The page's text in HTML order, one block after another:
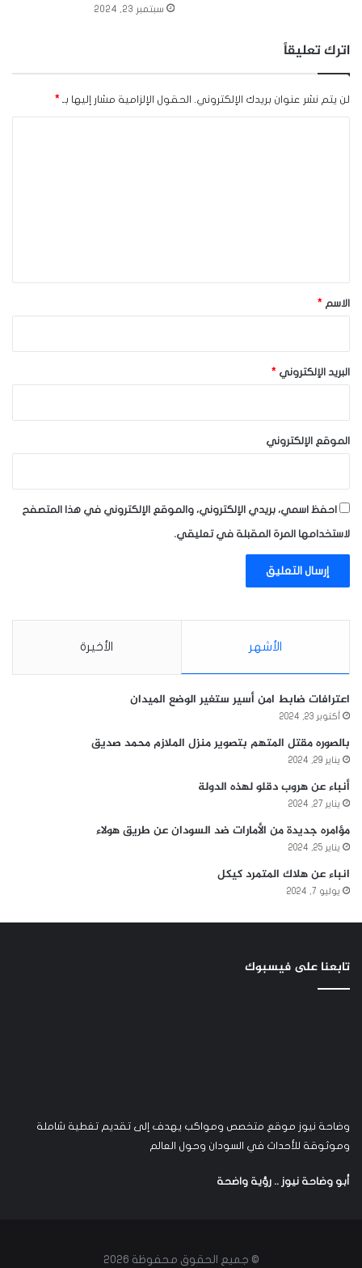
سبتمبر 23, 2024
اترك تعليقاً
لن يتم نشر عنوان بريدك الإلكتروني. الحقول الإلزامية مشار إليها بـ *
*الاسم *
البريد الإلكتروني *
الموقع الإلكتروني
احفظ اسمي، بريدي الإلكتروني، والموقع الإلكتروني في هذا المتصفح
لاستخدامها المرة المقبلة في تعليقي.
الأشهر الأخيرة
اعترافات ضابط امن أسير ستغير الوضع الميدان
أكتوبر 23, 2024
بالصوره مقتل المتهم بتصوير منزل الملازم محمد صديق
يناير 29, 2024
أنباء عن هروب دقلو لهذه الدولة
يناير 27, 2024
مؤامره جديدة من الأمارات ضد السودان عن طريق هولاء
يناير 25, 2024
انباء عن هلاك المتمرد كيكل
يوليو 7, 2024
تابعنا على فيسبوك
وضاحة نيوز موقع متخصص ومواكب يهدف إلى تقديم تغطية شاملة
وموثوقة للأحداث في السودان وحول العالم
أبو وضاحة نيوز .. رؤية واضحة
© جميع الحقوق محفوظة 2026